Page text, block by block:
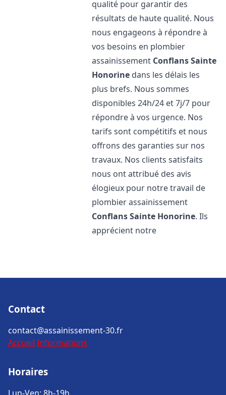
qualité pour garantir des
résultats de haute qualité. Nous
nous engageons à répondre à
vos besoins en plombier
assainissement Conflans Sainte
Honorine dans les délais les
plus brefs. Nous sommes
disponibles 24h/24 et 7j/7 pour
répondre à vos urgence. Nos
tarifs sont compétitifs et nous
offrons des garanties sur nos
travaux. Nos clients satisfaits
nous ont attribué des avis
élogieux pour notre travail de
plombier assainissement
Conflans Sainte Honorine. Ils
apprécient notre
Contact
contact@assainissement-30.fr
Accueil Informations
Horaires